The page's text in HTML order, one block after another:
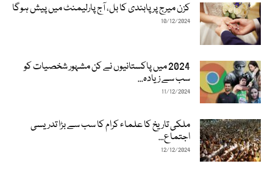
کزن میرج پر پابندی کا بل، آج پارلیمنٹ میں پیش ہوگا
10/12/2024
2024 میں پاکستانیوں نے کن مشہور شخصیات کو
سب سے زیادہ...
11/12/2024
ملکی تاریخ کا علماء کرام کا سب سے بڑا تدریسی
اجتماع...
12/12/2024